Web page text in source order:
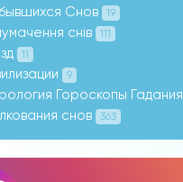
Снов 19
снів 111
11
9
Гороскопы Гадания
снов 363